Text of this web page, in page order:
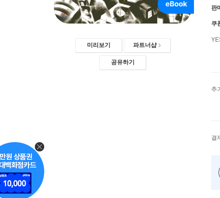
미리보기 파트너샵
공유하기
판
쿠
추
결